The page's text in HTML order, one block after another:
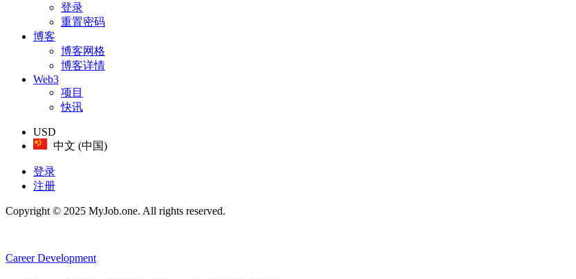
登录
重置密码
博客
博客网格
博客详情
Web3
项目
快讯
USD
中文 (中国)
登录
注册
Copyright © 2025 MyJob.one. All rights reserved.
Career Development